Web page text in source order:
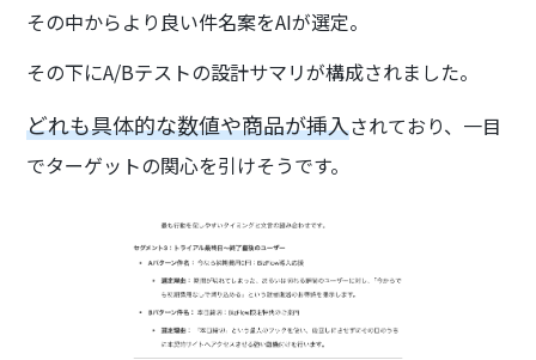
その中からより良い件名案をAIが選定。
その下にA/Bテストの設計サマリが構成されました。
どれも具体的な数値や商品が挿入されており、一目
でターゲットの関心を引けそうです。